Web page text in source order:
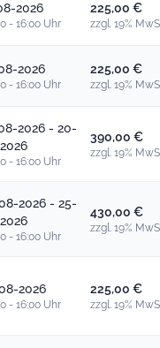
2026
- 16:00 Uhr
225,00 €
zzgl. 19%
2026
- 16:00 Uhr
225,00 €
zzgl. 19%
2026 - 20-
- 16:00 Uhr
390,00 €
zzgl. 19%
2026 - 25-
- 16:00 Uhr
430,00 €
zzgl. 19%
2026
- 16:00 Uhr
225,00 €
zzgl. 19%